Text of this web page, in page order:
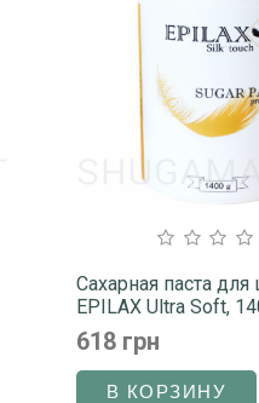
Сахарная паста для
EPILAX Ultra Soft,
618 грн